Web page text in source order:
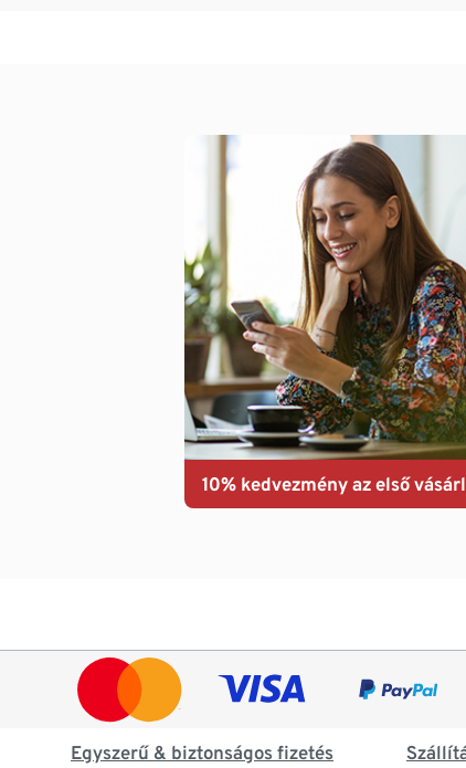
10% kedvezmény az első
Egyszerű & biztonságos fizetés